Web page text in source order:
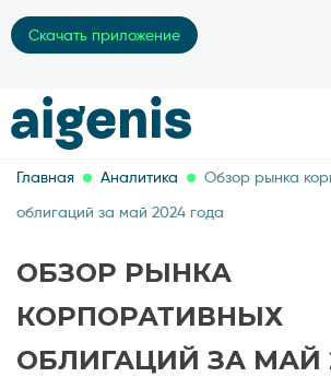
Скачать приложение
Главная Аналитика
Обзор рынка
облигаций за май 2024 года
ОБЗОР РЫНКА
КОРПОРАТИВНЫХ
ОБЛИГАЦИЙ ЗА МАЙ